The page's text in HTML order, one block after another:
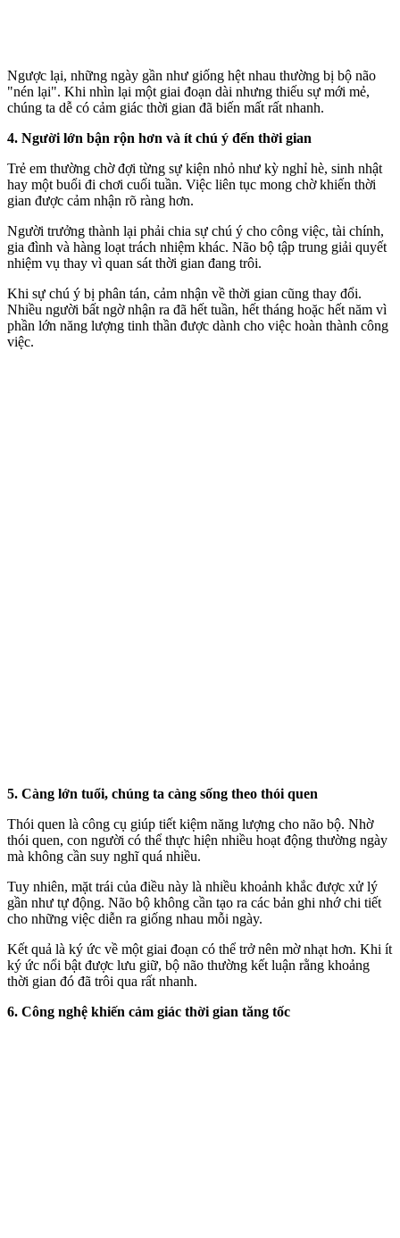
Ngược lại, những ngày gần như giống hệt nhau thường bị bộ não
"nén lại". Khi nhìn lại một giai đoạn dài nhưng thiếu sự mới mẻ,
chúng ta dễ có cảm giác thời gian đã biến mất rất nhanh.
4. Người lớn bận rộn hơn và ít chú ý đến thời gian
Trẻ em thường chờ đợi từng sự kiện nhỏ như kỳ nghỉ hè, sinh nhật
hay một buổi đi chơi cuối tuần. Việc liên tục mong chờ khiến thời
gian được cảm nhận rõ ràng hơn.
Người trưởng thành lại phải chia sự chú ý cho công việc, tài chính,
gia đình và hàng loạt trách nhiệm khác. Não bộ tập trung giải quyết
nhiệm vụ thay vì quan sát thời gian đang trôi.
Khi sự chú ý bị phân tán, cảm nhận về thời gian cũng thay đổi.
Nhiều người bất ngờ nhận ra đã hết tuần, hết tháng hoặc hết năm vì
phần lớn năng lượng tinh thần được dành cho việc hoàn thành công
việc.
5. Càng lớn tuổi, chúng ta càng sống theo thói quen
Thói quen là công cụ giúp tiết kiệm năng lượng cho não bộ. Nhờ
thói quen, con người có thể thực hiện nhiều hoạt động thường ngày
mà không cần suy nghĩ quá nhiều.
Tuy nhiên, mặt trái của điều này là nhiều khoảnh khắc được xử lý
gần như tự động. Não bộ không cần tạo ra các bản ghi nhớ chi tiết
cho những việc diễn ra giống nhau mỗi ngày.
Kết quả là ký ức về một giai đoạn có thể trở nên mờ nhạt hơn. Khi ít
ký ức nổi bật được lưu giữ, bộ não thường kết luận rằng khoảng
thời gian đó đã trôi qua rất nhanh.
6. Công nghệ khiến cảm giác thời gian tăng tốc